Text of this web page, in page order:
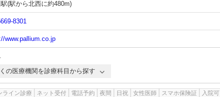
(駅から北西に約480m)
8301
www.pallium.co.jp
の医療機関を診療科目から探す
ライン診療 ネット受付 電話予約 夜間 日祝 女性医師 スマホ保険証 入院可